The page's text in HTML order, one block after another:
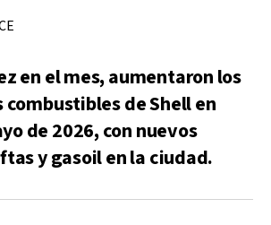
en el mes, aumentaron los
combustibles de Shell en
de 2026, con nuevos
y gasoil en la ciudad.